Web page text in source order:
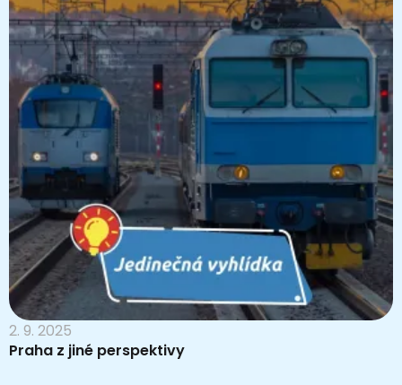
2. 9. 2025
Praha z jiné perspektivy